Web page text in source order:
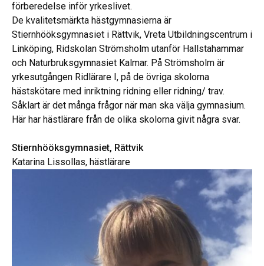
förberedelse inför yrkeslivet.
De kvalitetsmärkta hästgymnasierna är
Stiernhööksgymnasiet i Rättvik, Vreta Utbildningscentrum i
Linköping, Ridskolan Strömsholm utanför Hallstahammar
och Naturbruksgymnasiet Kalmar. På Strömsholm är
yrkesutgången Ridlärare I, på de övriga skolorna
hästskötare med inriktning ridning eller ridning/ trav.
Såklart är det många frågor när man ska välja gymnasium.
Här har hästlärare från de olika skolorna givit några svar.
Stiernhööksgymnasiet, Rättvik
Katarina Lissollas, hästlärare